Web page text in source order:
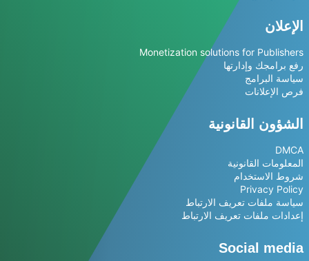
الإعلان
Monetization solutions for Publishers
رفع برامجك وإدارتها
سياسة البرامج
فرص الإعلانات
الشؤون القانونية
DMCA
المعلومات القانونية
شروط الاستخدام
Privacy Policy
سياسة ملفات تعريف الارتباط
إعدادات ملفات تعريف الارتباط
Social media